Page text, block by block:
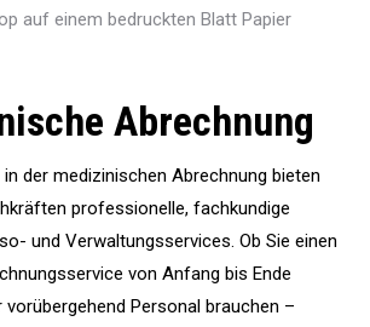
Abrechnung
der medizinischen Abrechnung bieten
professionelle, fachkundige
und Verwaltungsservices. Ob Sie einen
von Anfang bis Ende
Personal brauchen –